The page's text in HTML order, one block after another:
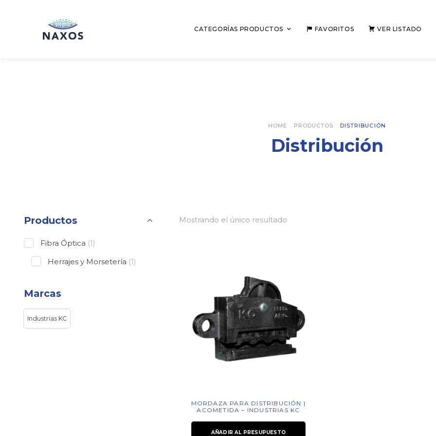
CATEGORÍAS PRODUCTOS FAVORITOS VER LISTADO
Distribución
HOME . PRODUCTOS . DISTRIBUCIÓN
Mostrando el único resultado
MORDAZA PARA DISTRIBUCIÓN |
ACOMETIDA – INDUSTRIAS KC
AÑADIR AL PRESUPUESTO
Productos
Fibra Óptica (1)
Herrajes y Morsetería (1)
Marcas
Industrias KC